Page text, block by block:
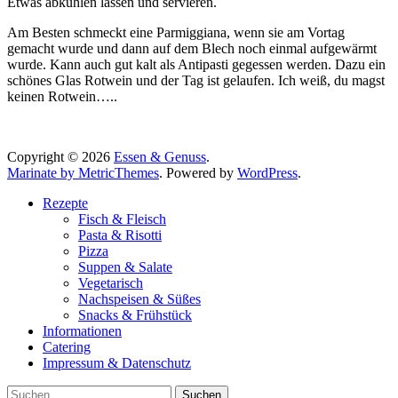
Am Besten schmeckt eine Parmiggiana, wenn sie am Vortag
gemacht wurde und dann auf dem Blech noch einmal aufgewärmt
wurde. Kann auch gut kalt als Antipasti gegessen werden. Dazu ein
schönes Glas Rotwein und der Tag ist gelaufen. Ich weiß, du magst
keinen Rotwein…..
Copyright © 2026 Essen & Genuss.
Marinate by MetricThemes. Powered by WordPress.
Rezepte
Fisch & Fleisch
Pasta & Risotti
Pizza
Suppen & Salate
Vegetarisch
Nachspeisen & Süßes
Snacks & Frühstück
Informationen
Catering
Impressum & Datenschutz
Suche